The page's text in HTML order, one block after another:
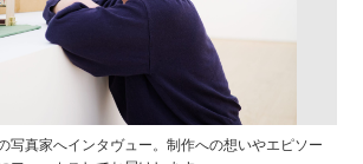
写真家へインタヴュー。制作への想いやエピソー